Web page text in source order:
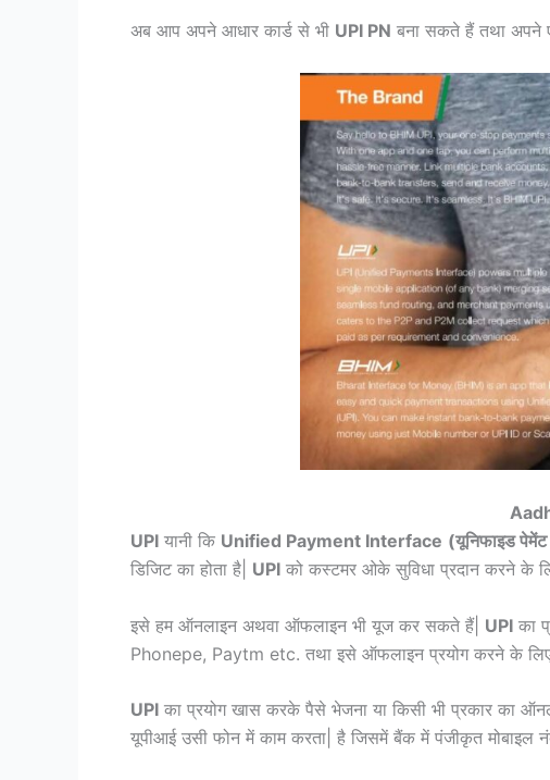
अब आप अपने आधार कार्ड से भी UPI PN बना सकते हैं तथा अपने
UPI यानी कि Unified Payment Interface (यूनिफाइड
डिजिट का होता है| UPI को कस्टमर ओके सुविधा प्रदान करने के
इसे हम ऑनलाइन अथवा ऑफलाइन भी यूज कर सकते हैं| UPI का
Phonepe, Paytm etc. तथा इसे ऑफलाइन प्रयोग करने के
UPI का प्रयोग खास करके पैसे भेजना या किसी भी प्रकार का
यूपीआई उसी फोन में काम करता| है जिसमें बैंक में पंजीकृत मोबाइल